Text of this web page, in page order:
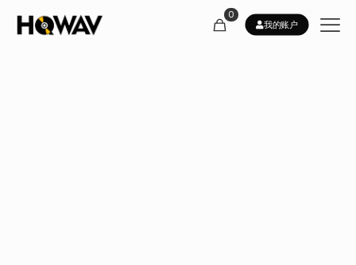
0
我的账户